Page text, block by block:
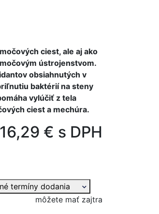
ciest, ale aj ako
ústrojenstvom.
obsiahnutých v
baktérií na steny
vylúčiť z tela
ciest a mechúra.
16,29 € s DPH
termíny dodania
môžete mať zajtra